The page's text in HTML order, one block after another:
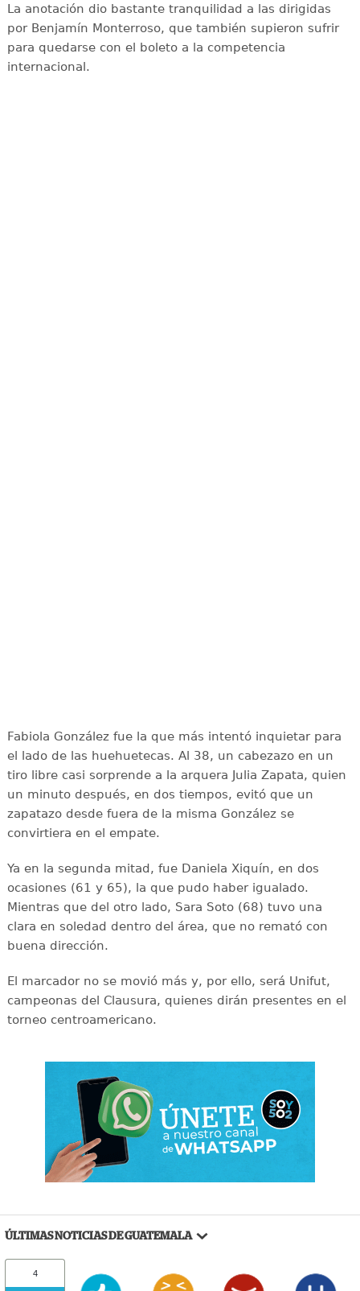
La anotación dio bastante tranquilidad a las dirigidas
por Benjamín Monterroso, que también supieron sufrir
para quedarse con el boleto a la competencia
internacional.
Fabiola González fue la que más intentó inquietar para
el lado de las huehuetecas. Al 38, un cabezazo en un
tiro libre casi sorprende a la arquera Julia Zapata, quien
un minuto después, en dos tiempos, evitó que un
zapatazo desde fuera de la misma González se
convirtiera en el empate.
Ya en la segunda mitad, fue Daniela Xiquín, en dos
ocasiones (61 y 65), la que pudo haber igualado.
Mientras que del otro lado, Sara Soto (68) tuvo una
clara en soledad dentro del área, que no remató con
buena dirección.
El marcador no se movió más y, por ello, será Unifut,
campeonas del Clausura, quienes dirán presentes en el
torneo centroamericano.
ÚLTIMAS NOTICIAS DE GUATEMALA
4